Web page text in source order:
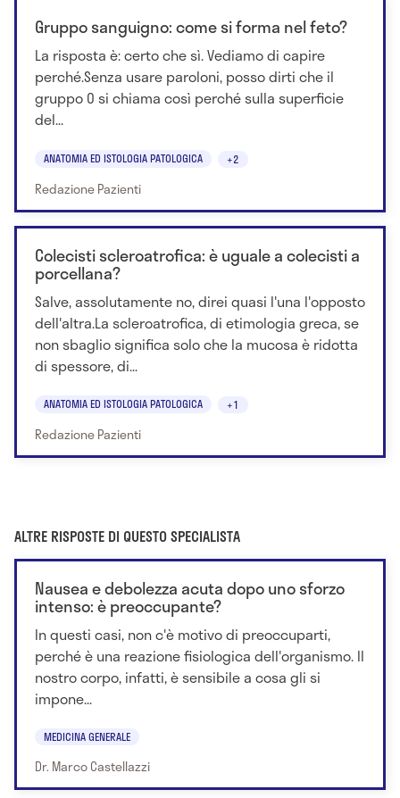
Gruppo sanguigno: come si forma nel feto?
La risposta è: certo che sì. Vediamo di capire
perché.Senza usare paroloni, posso dirti che il
gruppo 0 si chiama così perché sulla superficie
del...
ANATOMIA ED ISTOLOGIA PATOLOGICA +2
Redazione Pazienti
Colecisti scleroatrofica: è uguale a colecisti a
porcellana?
Salve, assolutamente no, direi quasi l'una l'opposto
dell'altra.La scleroatrofica, di etimologia greca, se
non sbaglio significa solo che la mucosa è ridotta
di spessore, di...
ANATOMIA ED ISTOLOGIA PATOLOGICA +1
Redazione Pazienti
ALTRE RISPOSTE DI QUESTO SPECIALISTA
Nausea e debolezza acuta dopo uno sforzo
intenso: è preoccupante?
In questi casi, non c'è motivo di preoccuparti,
perché è una reazione fisiologica dell'organismo. Il
nostro corpo, infatti, è sensibile a cosa gli si
impone...
MEDICINA GENERALE
Dr. Marco Castellazzi